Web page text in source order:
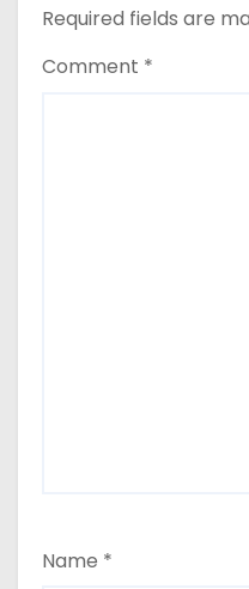
Required fields are
Comment *
Name *